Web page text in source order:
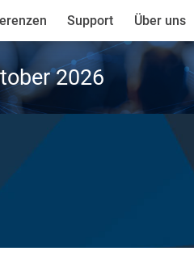
Support Über uns
2026